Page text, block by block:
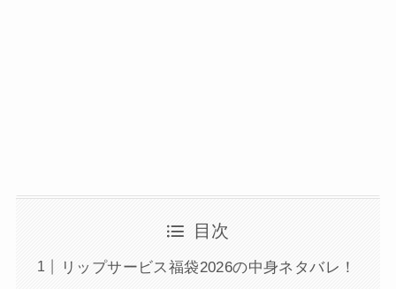
目次
リップサービス福袋2026の中身ネタバレ！